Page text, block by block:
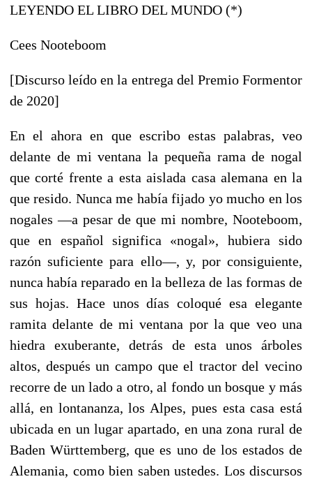
LEYENDO EL LIBRO DEL MUNDO (*)
Cees Nooteboom
[Discurso leído en la entrega del Premio Formentor
de 2020]
En el ahora en que escribo estas palabras, veo
delante de mi ventana la pequeña rama de nogal
que corté frente a esta aislada casa alemana en la
que resido. Nunca me había fijado yo mucho en los
nogales —a pesar de que mi nombre, Nooteboom,
que en español significa «nogal», hubiera sido
razón suficiente para ello—, y, por consiguiente,
nunca había reparado en la belleza de las formas de
sus hojas. Hace unos días coloqué esa elegante
ramita delante de mi ventana por la que veo una
hiedra exuberante, detrás de esta unos árboles
altos, después un campo que el tractor del vecino
recorre de un lado a otro, al fondo un bosque y más
allá, en lontananza, los Alpes, pues esta casa está
ubicada en un lugar apartado, en una zona rural de
Baden Württemberg, que es uno de los estados de
Alemania, como bien saben ustedes. Los discursos